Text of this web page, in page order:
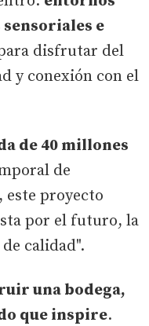
e
disfrutar del
y conexión con el
de 40 millones
de
este proyecto
por el futuro, la
calidad".
una bodega,
que inspire.